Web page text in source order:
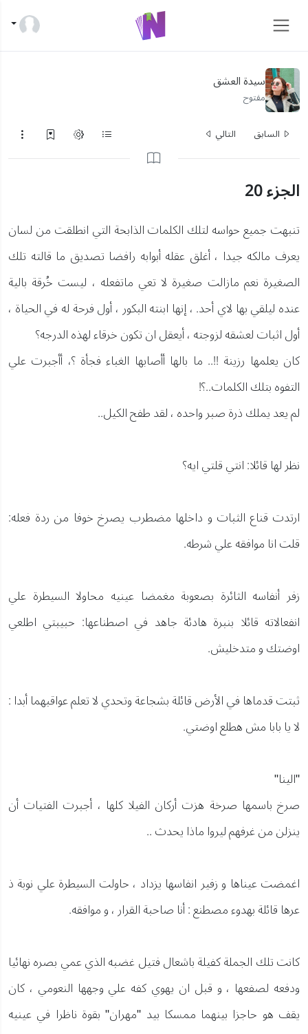
سيدة العشق
مفتوح
السابق
التالي
الجزء 20
تنبهت جميع حواسه لتلك الكلمات الذابحة التي انطلقت من لسان
يعرف مالكه جيدا ، أغلق عقله أبوابه رافضا تصديق ما قالته تلك
الصغيرة نعم مازالت صغيرة لا تعي ماتفعله ، ليست خُرقة بالية
عنده ليلقي بها لاي أحد. ، إنها ابنته البكور ، أول فرحة له في الحياة ،
أول اثبات لعشقه لزوجته ، أيعقل ان تكون خرقاء لهذه الدرجه؟
كان يعلمها رزينة !!.. ما بالها أأصابها الغباء فجأة ؟، أأجبرت علي
التفوه بتلك الكلمات..؟!
لم يعد يملك ذرة صبر واحده ، لقد طفح الكيل..
نظر لها قائلا: انتي قلتي ايه؟
ارتدت قناع الثبات و داخلها مضطرب يصرخ خوفا من ردة فعله:
قلت انا موافقه علي شرطه.
زفر أنفاسه الثائرة بصعوبة مغمضا عينيه محاولا السيطرة علي
انفعالاته قائلا بنبرة هادئة جاهد في اصطناعها: حبيبتي اطلعي
اوضتك و متدخليش.
ثبتت قدماها في الأرض قائلة بشجاعة وتحدي لا تعلم عواقبهما أبدا :
لا يا بابا مش هطلع اوضتي.
"الينا"
صرخ باسمها صرخة هزت أركان الفيلا كلها ، أجبرت الفتيات أن
ينزلن من غرفهم ليروا ماذا يحدث ..
اغمضت عيناها و زفير انفاسها يزداد ، حاولت السيطرة علي نوبة ذ
عرها قائلة بهدوء مصطنع : أنا صاحبة القرار ، و موافقه.
كانت تلك الجملة كفيلة باشعال فتيل غضبه الذي عمي بصره نهائيا
ودفعه لصفعها ، و قبل ان يهوي كفه علي وجهها النعومي ، كان
يقف هو حاجزا بينهما ممسكا بيد "مهران" بقوة ناظرا في عينيه